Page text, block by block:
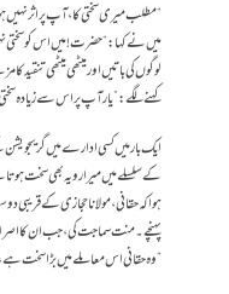
“مطلب میری سختی کا ،آپ پر اثر نہیں
میں نے کہا : “حضرت! میں اس کو سختی
لوگوں کی باتیں اور میٹھی میٹھی تنقید
کہنے لگے: ” یار آپ پر اس سے زیادہ
ایک بار میں کسی ادارے میں گریجویشن
کے سلسلے میں میرا رویہ بھی سخت
ہوا کہ حقانی، مولانا حجازی کے
پہنچے۔ منت سماجت کی، جب ان کا اصرار
“وہ حقانی اس معاملے میں بڑا سخت